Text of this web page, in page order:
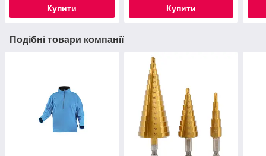
Купити Купити
Подібні товари компанії